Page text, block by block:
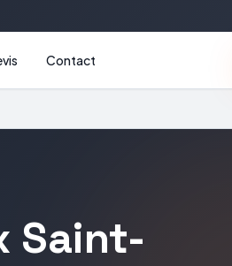
Contact
Saint-